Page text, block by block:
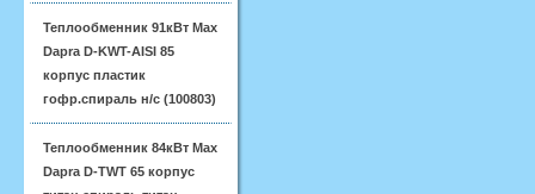
Теплообменник 91кВт Max
Dapra D-KWT-AISI 85
корпус пластик
гофр.спираль н/с (100803)
Теплообменник 84кВт Max
Dapra D-TWT 65 корпус